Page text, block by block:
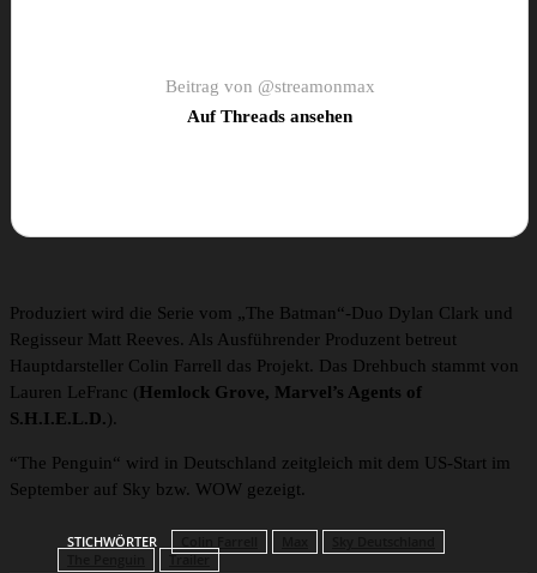
Beitrag von @streamonmax
Auf Threads ansehen
Produziert wird die Serie vom „The Batman“-Duo Dylan Clark und
Regisseur Matt Reeves. Als Ausführender Produzent betreut
Hauptdarsteller Colin Farrell das Projekt. Das Drehbuch stammt von
Lauren LeFranc (Hemlock Grove, Marvel’s Agents of
S.H.I.E.L.D.).
“The Penguin“ wird in Deutschland zeitgleich mit dem US-Start im
September auf Sky bzw. WOW gezeigt.
STICHWÖRTER
Trailer